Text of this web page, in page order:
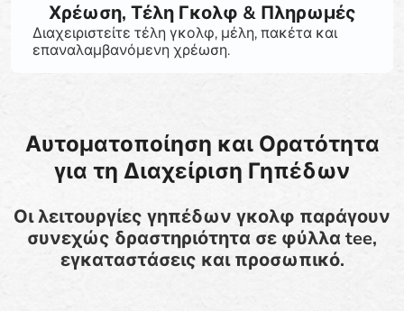
Χρέωση, Τέλη Γκολφ & Πληρωμές
Διαχειριστείτε τέλη γκολφ, μέλη, πακέτα και
επαναλαμβανόμενη χρέωση.
Αυτοματοποίηση και Ορατότητα
για τη Διαχείριση Γηπέδων
Οι λειτουργίες γηπέδων γκολφ παράγουν
συνεχώς δραστηριότητα σε φύλλα tee,
εγκαταστάσεις και προσωπικό.